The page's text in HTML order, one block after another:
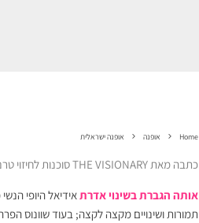
Home אופנה אופנה ישראלית
כתבה מאת THE VISIONARY סוכנות לחיזוי טרנדים ומחקר – נתלי יצחקוב מייסדת החברה וליאור פישר שילוני מנהלת הקרייאטיב ושותפה.
אותה הגברת בשינוי אדרתאידיאל היופי
תמורות ושינויים מקצה לקצה; בעוד שוונוס